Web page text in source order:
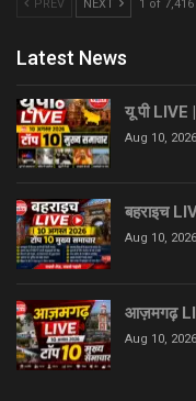
PREV NEXT 1 of 7,416
Latest News
यू पी
Aug 10, 2026
बहराइच
Aug 10, 2026
आज़मगढ़
Aug 10, 2026